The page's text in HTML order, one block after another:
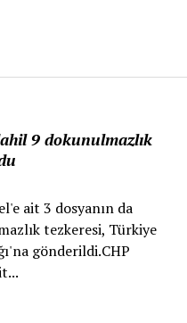
9 dokunulmazlık
ait 3 dosyanın da
tezkeresi, Türkiye
gönderildi.CHP